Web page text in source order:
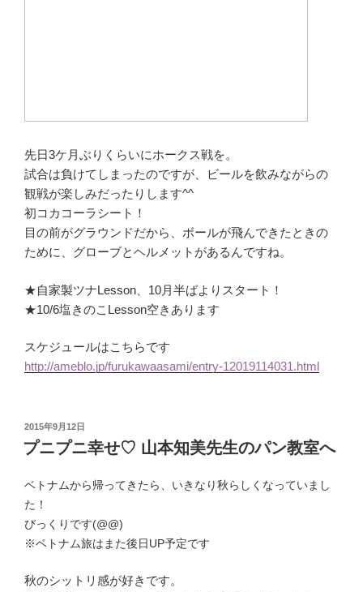
先日3ケ月ぶりくらいにホークス戦を。
試合は負けてしまったのですが、ビールを飲みながらの
観戦が楽しみだったりします^^
初コカコーラシート！
目の前がグラウンドだから、ボールが飛んできたときの
ために、グローブとヘルメットがあるんですね。
★自家製ツナLesson、10月半ばよりスタート！
★10/6塩きのこLesson空きあります
スケジュールはこちらです
http://ameblo.jp/furukawaasami/entry-12019114031.html
投
稿
日:
2015年9月12日
プニプニ幸せ♡ 山本知美先生のパン教室へ
ベトナムから帰ってきたら、いきなり秋らしくなっていまし
た！
びっくりです(@@)
※ベトナム旅はまた後日UP予定です
秋のシットリ感が好きです。